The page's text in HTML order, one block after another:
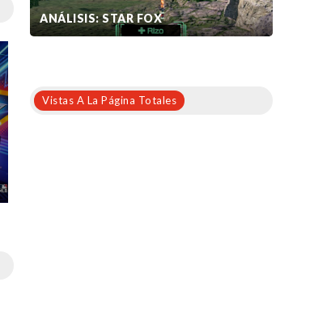
ANÁLISIS: STAR FOX
Vistas A La Página Totales